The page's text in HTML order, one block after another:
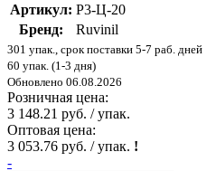
Артикул: Р3-Ц-20
Бренд:
Ruvinil
301 упак., срок поставки 5-7 раб. дней
60 упак. (1-3 дня)
Обновлено 06.08.2026
Розничная цена:
3 148.21 руб. / упак.
Оптовая цена:
3 053.76 руб. / упак. !
-